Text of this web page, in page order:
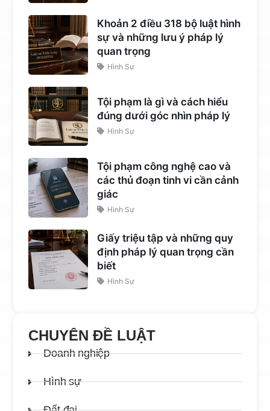
Khoản 2 điều 318 bộ luật hình
sự và những lưu ý pháp lý
quan trọng
Hình Sự
Tội phạm là gì và cách hiểu
đúng dưới góc nhìn pháp lý
Hình Sự
Tội phạm công nghệ cao và
các thủ đoạn tinh vi cần cảnh
giác
Hình Sự
Giấy triệu tập và những quy
định pháp lý quan trọng cần
biết
Hình Sự
CHUYÊN ĐỀ LUẬT
Doanh nghiệp
Hình sự